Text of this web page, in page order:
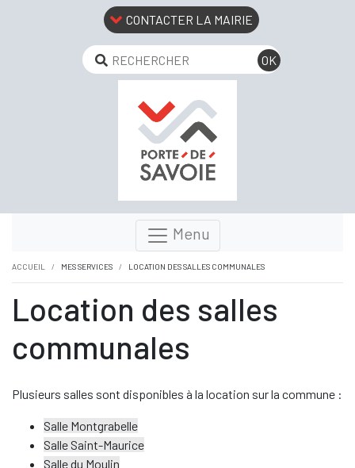
CONTACTER LA MAIRIE
Menu
ACCUEIL MES SERVICES LOCATION DES SALLES COMMUNALES
Location des salles
communales
Plusieurs salles sont disponibles à la location sur la commune :
Salle Montgrabelle
Salle Saint-Maurice
Salle du Moulin